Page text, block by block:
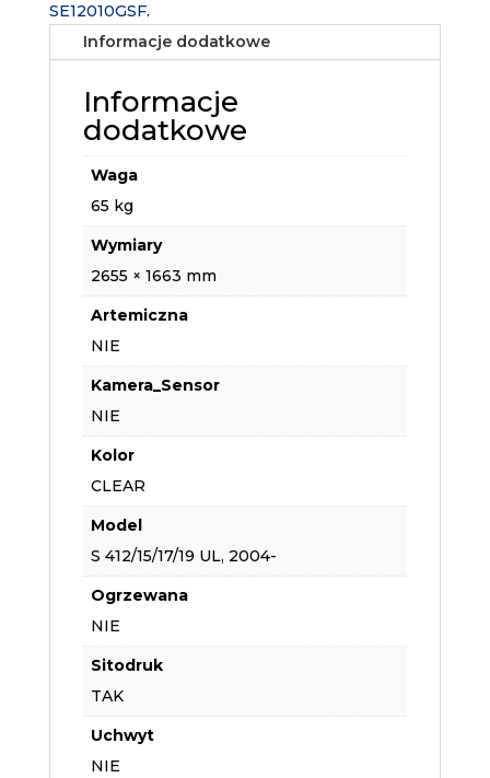
SE12010GSF.
Informacje dodatkowe
Informacje
dodatkowe
Waga
65 kg
Wymiary
2655 × 1663 mm
Artemiczna
NIE
Kamera_Sensor
NIE
Kolor
CLEAR
Model
S 412/15/17/19 UL, 2004-
Ogrzewana
NIE
Sitodruk
TAK
Uchwyt
NIE